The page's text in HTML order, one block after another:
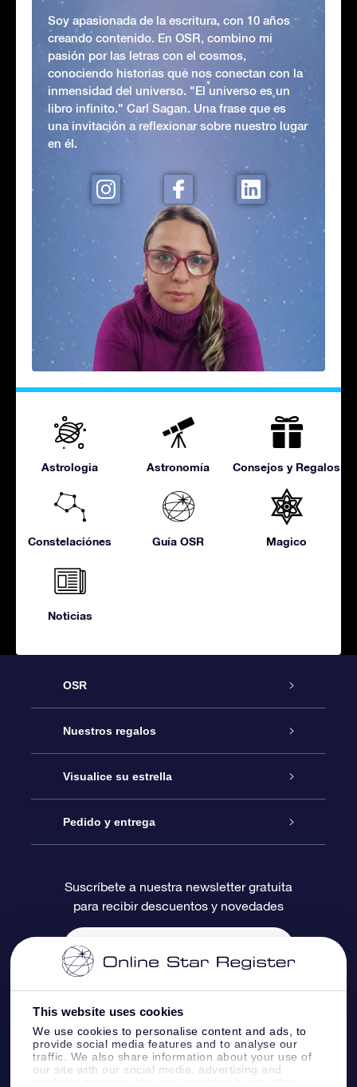
This website uses cookies
We use cookies to personalise content and ads, to
provide social media features and to analyse our
traffic. We also share information about your use of
our site with our social media, advertising and
Soy apasionada de la escritura, con 10 años
creando contenido. En OSR, combino mi
pasión por las letras con el cosmos,
conociendo historias que nos conectan con la
inmensidad del universo. "El universo es un
libro infinito." Carl Sagan. Una frase que es
una invitación a reflexionar sobre nuestro lugar
en él.
Astrologia Astronomía Consejos y Regalos
Constelaciónes Guía OSR Magico
Noticias
OSR
Atención
Contáctanos
Blog
Reseñas
Nuestros regalos
Regalo Estrella Online
Paquete de Regalo OSR
Tarjeta de Regalo OSR
Regalos empresariales
Visualice su estrella
Registro estelar
Página de Estrella Personalizada
Un Millón de Estrellas
Aplicación de RV Llévame a las estrellas
Pedido y entrega
Información de Pago
Información de Envío
Constelaciones
Suscríbete a nuestra newsletter gratuita
para recibir descuentos y novedades